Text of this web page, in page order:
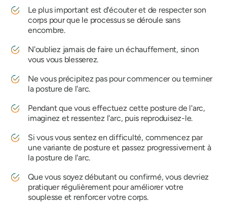
Le plus important est d'écouter et de respecter son
corps pour que le processus se déroule sans
encombre.
N'oubliez jamais de faire un échauffement, sinon
vous vous blesserez.
Ne vous précipitez pas pour commencer ou terminer
la posture de l'arc.
Pendant que vous effectuez cette posture de l'arc,
imaginez et ressentez l'arc, puis reproduisez-le.
Si vous vous sentez en difficulté, commencez par
une variante de posture et passez progressivement à
la posture de l'arc.
Que vous soyez débutant ou confirmé, vous devriez
pratiquer régulièrement pour améliorer votre
souplesse et renforcer votre corps.